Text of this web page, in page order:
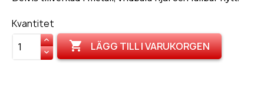
Kvantitet
 LÄGG TILL I VARUKORGEN